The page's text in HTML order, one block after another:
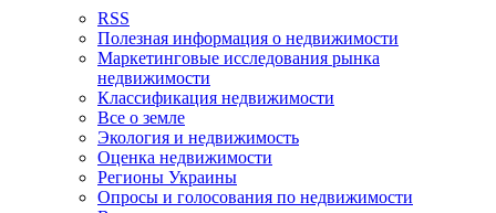
RSS
Полезная информация о недвижимости
Маркетинговые исследования рынка
недвижимости
Классификация недвижимости
Все о земле
Экология и недвижимость
Оценка недвижимости
Регионы Украины
Опросы и голосования по недвижимости